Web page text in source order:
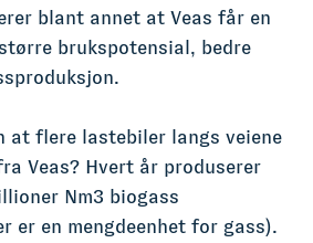
blant annet at Veas får en
brukspotensial, bedre
at flere lastebiler langs veiene
Veas? Hvert år produserer
Nm3 biogass
er en mengdeenhet for gass).